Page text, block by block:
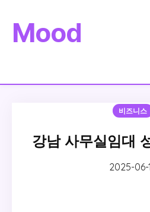
Mood
비즈니스
강남 사무실임대
2025-06-